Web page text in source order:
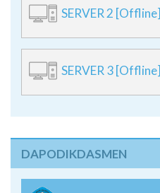
SERVER 2 [Offline]
SERVER 3 [Offline]
DAPODIKDASMEN